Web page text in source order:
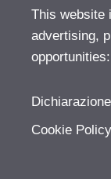
This website
advertising,
opportunities:
Cookie